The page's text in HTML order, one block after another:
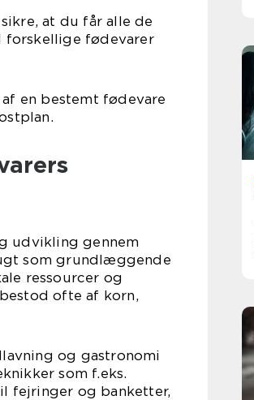
at du får alle de
forskellige fødevarer
en bestemt fødevare
udvikling gennem
som grundlæggende
ressourcer og
ofte af korn,
og gastronomi
som f.eks.
fejringer og banketter,